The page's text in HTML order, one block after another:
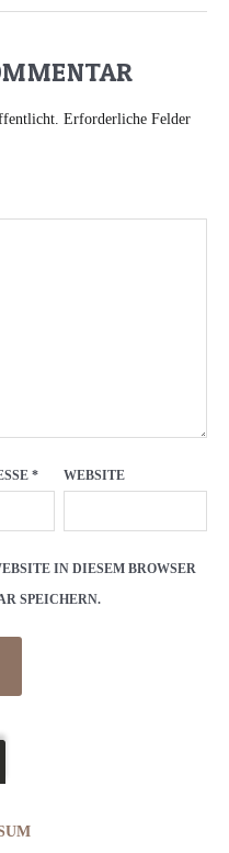
Erforderliche Felder
* WEBSITE
IN DIESEM BROWSER
SPEICHERN.